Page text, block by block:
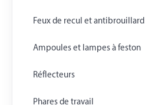
Feux de recul et antibrouillard
Ampoules et lampes à feston
Réflecteurs
Phares de travail